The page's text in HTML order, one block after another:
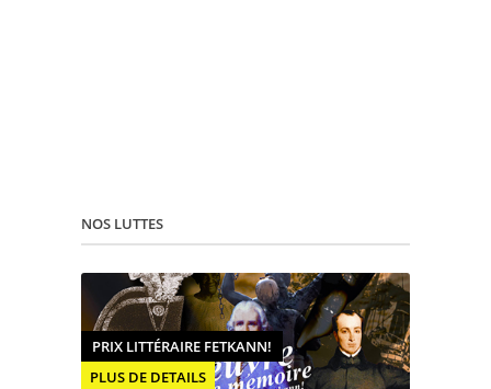
NOS LUTTES
PRIX LITTÉRAIRE FETKANN!
PLUS DE DETAILS